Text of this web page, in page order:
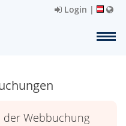
Login |
Webbuchung